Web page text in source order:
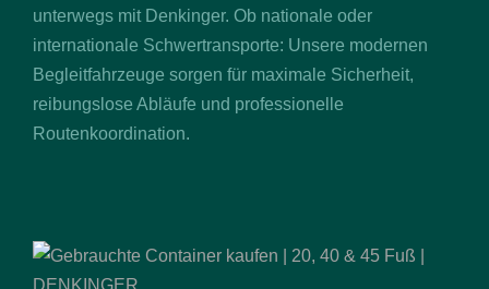
unterwegs mit Denkinger. Ob nationale oder
internationale Schwertransporte: Unsere modernen
Begleitfahrzeuge sorgen für maximale Sicherheit,
reibungslose Abläufe und professionelle
Routenkoordination.